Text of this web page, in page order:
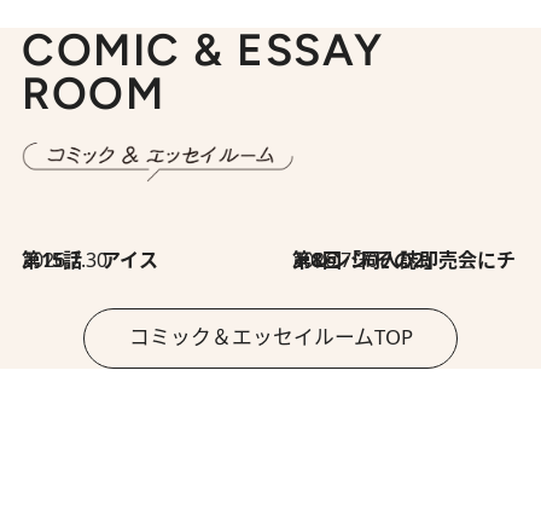
COMIC & ESSAY
ROOM
2026.7.30
第15話 アイス 2026.7.30
第8回「同人誌即売会にチャレンジ その2」
コミック＆エッセイルームTOP